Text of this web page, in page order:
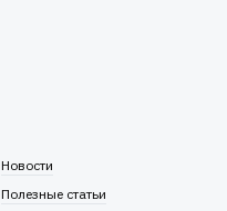
Новости
Полезные статьи